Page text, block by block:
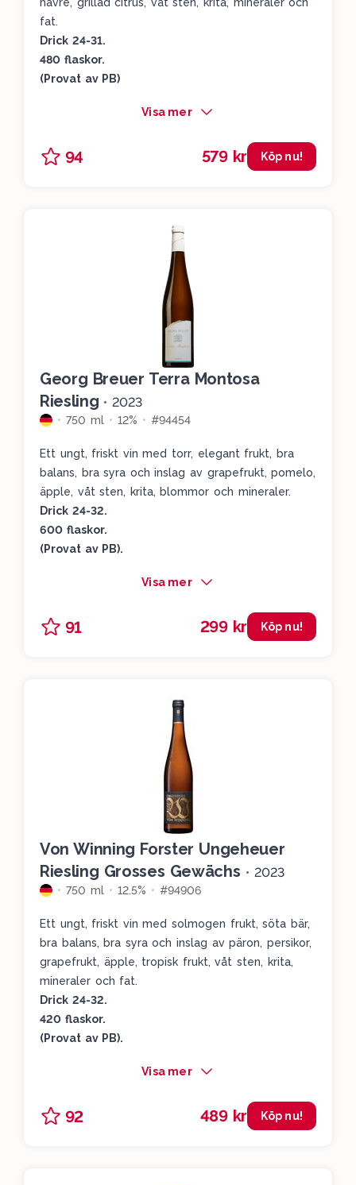
havre, grillad citrus, våt sten, krita, mineraler och
fat.
Drick 24-31.
480 flaskor.
(Provat av PB)
Visa mer
94 579 kr Köp nu!
Georg Breuer Terra Montosa
Riesling • 2023
750 ml 12% #94454
Ett ungt, friskt vin med torr, elegant frukt, bra
balans, bra syra och inslag av grapefrukt, pomelo,
äpple, våt sten, krita, blommor och mineraler.
Drick 24-32.
600 flaskor.
(Provat av PB).
Visa mer
91 299 kr Köp nu!
Von Winning Forster Ungeheuer
Riesling Grosses Gewächs • 2023
750 ml 12.5% #94906
Ett ungt, friskt vin med solmogen frukt, söta bär,
bra balans, bra syra och inslag av päron, persikor,
grapefrukt, äpple, tropisk frukt, våt sten, krita,
mineraler och fat.
Drick 24-32.
420 flaskor.
(Provat av PB).
Visa mer
92 489 kr Köp nu!